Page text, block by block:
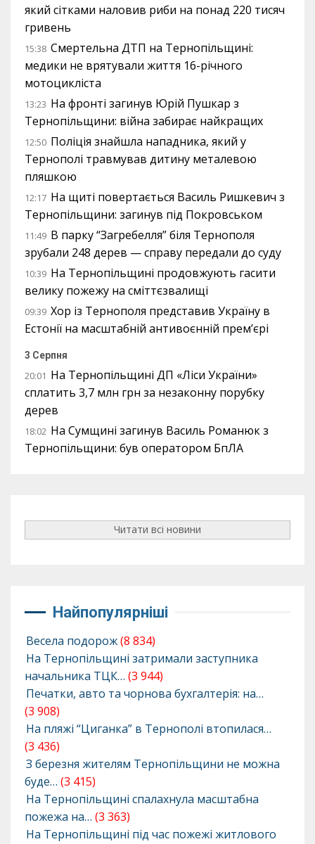
який сітками наловив риби на понад 220 тисяч
гривень
15:38 Смертельна ДТП на Тернопільщині:
медики не врятували життя 16-річного
мотоцикліста
13:23 На фронті загинув Юрій Пушкар з
Тернопільщини: війна забирає найкращих
12:50 Поліція знайшла нападника, який у
Тернополі травмував дитину металевою
пляшкою
12:17 На щиті повертається Василь Ришкевич з
Тернопільщини: загинув під Покровськом
11:49 В парку “Загребелля” біля Тернополя
зрубали 248 дерев — справу передали до суду
10:39 На Тернопільщині продовжують гасити
велику пожежу на сміттєзвалищі
09:39 Хор із Тернополя представив Україну в
Естонії на масштабній антивоєнній прем’єрі
3 Серпня
20:01 На Тернопільщині ДП «Ліси України»
сплатить 3,7 млн грн за незаконну порубку
дерев
18:02 На Сумщині загинув Василь Романюк з
Тернопільщини: був оператором БпЛА
Читати всі новини
Найпопулярніші
Весела подорож(8 834)
На Тернопільщині затримали заступника
начальника ТЦК… (3 944)
Печатки, авто та чорнова бухгалтерія: на…
(3 908)
На пляжі “Циганка” в Тернополі втопилася…
(3 436)
З березня жителям Тернопільщини не можна
буде… (3 415)
На Тернопільщині спалахнула масштабна
пожежа на… (3 363)
На Тернопільщині під час пожежі житлового